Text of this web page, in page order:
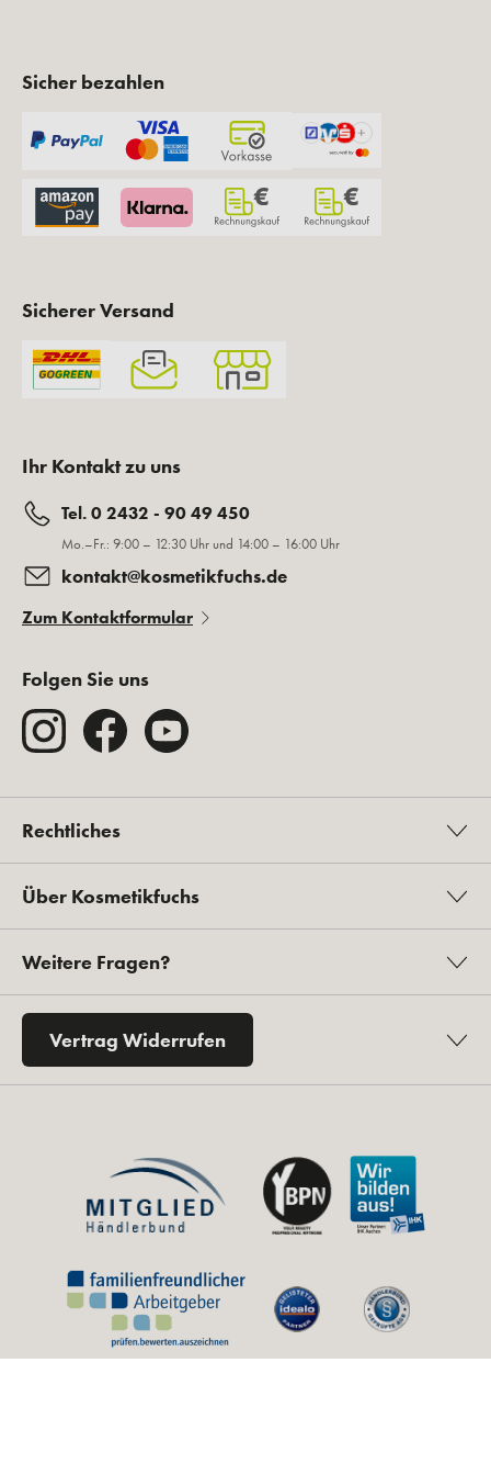
Sicher bezahlen
Sicherer Versand
Ihr Kontakt zu uns
Tel. 0 2432 - 90 49 450
Mo.–Fr.: 9:00 – 12:30 Uhr und 14:00 – 16:00 Uhr
kontakt@kosmetikfuchs.de
Zum Kontaktformular
Folgen Sie uns
Rechtliches
Über Kosmetikfuchs
Weitere Fragen?
Vertrag Widerrufen